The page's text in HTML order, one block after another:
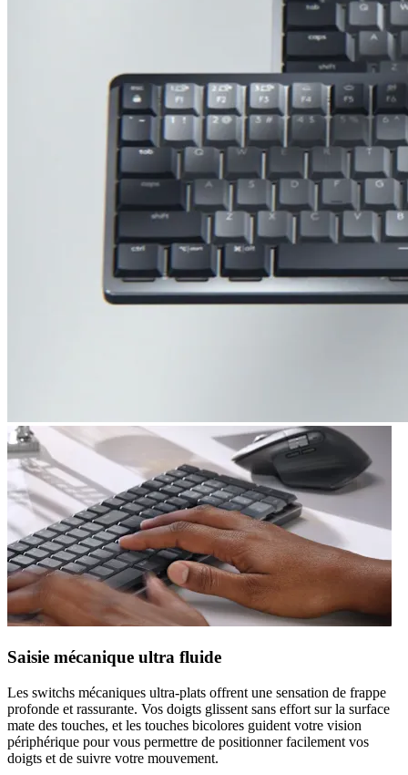
Saisie mécanique ultra fluide
Les switchs mécaniques ultra-plats offrent une sensation de frappe
profonde et rassurante. Vos doigts glissent sans effort sur la surface
mate des touches, et les touches bicolores guident votre vision
périphérique pour vous permettre de positionner facilement vos
doigts et de suivre votre mouvement.